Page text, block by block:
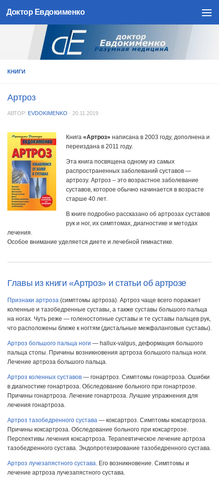
Skip to content
Доктор Евдокименко
КНИГИ
Артроз
АВТОР: EVDOKIMENKO · 20.11.2019
Книга «Артроз» написана в 2003 году, дополнена и
переиздана в 2011 году.
Эта книга посвящена одному из самых
распространенных заболеваний суставов —
артрозу. Артроз – это возрастное заболевание
суставов, которое обычно начинается в возрасте
старше 40 лет.
В книге подробно рассказано об артрозах суставов
рук и ног, их симптомах, диагностике и методах
лечения.
Особое внимание уделяется диете и лечебной гимнастике.
Главы из книги «Артроз» и статьи об артрозе
Признаки артроза (симптомы артроза). Артроз чаще всего поражает
коленные и тазобедренные суставы, а также суставы большого пальца
на ногах. Чуть реже — голеностопные суставы и те суставы пальцев рук,
что расположены ближе к ногтям (дистальные межфаланговые суставы).
Артроз большого пальца ноги — hallux-valgus, деформация большого
пальца стопы. Причины возникновения артроза большого пальца ноги.
Лечение артроза большого пальца.
Артроз коленных суставов — гонартроз. Симптомы гонартроза. Ошибки
в диагностике гонартроза. Обследование больного при гонартрозе.
Причины гонартроза. Лечение гонартроза. Лучшие упражнения для
лечения гонартроза.
Артроз тазобедренного сустава — коксартроз. Симптомы коксартроза.
Причины коксартроза. Обследование больного при коксартрозе.
Перспективы лечения коксартроза. Терапевтическое лечение артроза
тазобедренного сустава. Эндопротезирование тазобедренного сустава.
Артроз лучезапястного сустава. Его возникновение. Симптомы и
лечение артроза лучезапястного сустава.